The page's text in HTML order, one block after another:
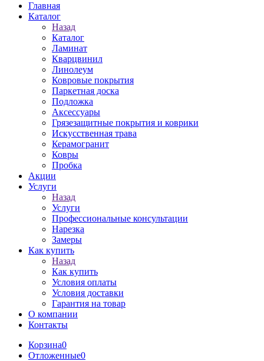
Главная
Каталог
Назад
Каталог
Ламинат
Кварцвинил
Линолеум
Ковровые покрытия
Паркетная доска
Подложка
Аксессуары
Грязезащитные покрытия и коврики
Искусственная трава
Керамогранит
Ковры
Пробка
Акции
Услуги
Назад
Услуги
Профессиональные консультации
Нарезка
Замеры
Как купить
Назад
Как купить
Условия оплаты
Условия доставки
Гарантия на товар
О компании
Контакты
Корзина0
Отложенные0